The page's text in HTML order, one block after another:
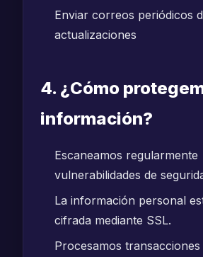
Enviar correos periódicos
actualizaciones
4. ¿Cómo
información?
Escaneamos regularmente
vulnerabilidades de
La información personal
cifrada mediante SSL.
Procesamos